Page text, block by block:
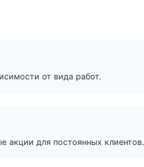
от вида работ.
акции для постоянных клиентов.